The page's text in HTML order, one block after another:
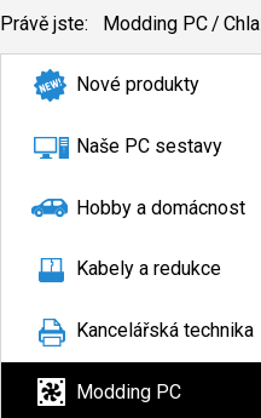
Právě jste: Modding PC/
Nové produkty
Naše PC sestavy
Hobby a domácnost
Kabely a redukce
Kancelářská technika
Modding PC